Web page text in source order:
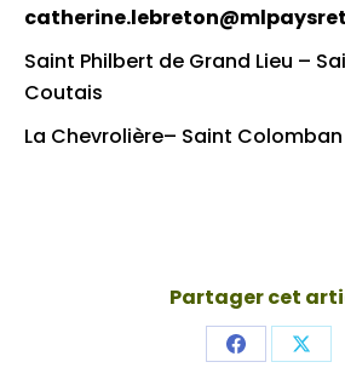
Saint Philbert de Grand Lieu –
Coutais
La Chevrolière– Saint
Partager cet
Share Share